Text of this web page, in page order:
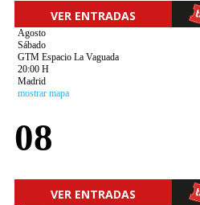
VER ENTRADAS
Agosto
Sábado
GTM Espacio La Vaguada
20:00 H
Madrid
mostrar mapa
08
VER ENTRADAS